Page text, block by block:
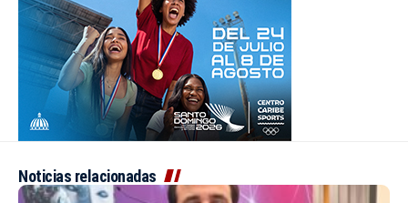
Noticias relacionadas